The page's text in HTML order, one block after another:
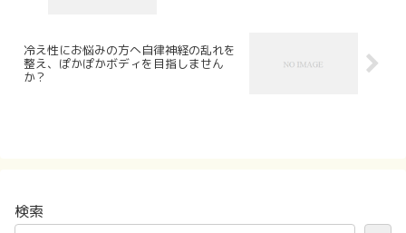
冷え性にお悩みの方へ自律神経の乱れを
整え、ぽかぽかボディを目指しません
か？
検索